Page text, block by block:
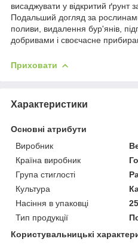
висаджувати у відкритий
Подальший догляд за
поливи, видалення бур'янів,
добривами і своєчасне
Приховати
Характеристики
Основні атрибути
Виробник
Країна виробник
Група стиглості
Культура
Насіння в упаковці
Тип продукції
Користувальницькі